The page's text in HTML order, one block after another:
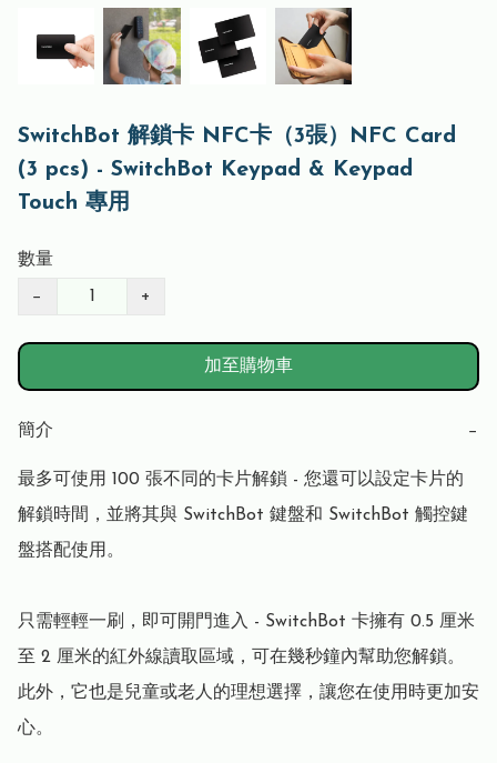
SwitchBot 解鎖卡 NFC卡（3張）NFC Card
(3 pcs) - SwitchBot Keypad & Keypad
Touch 專用
數量
− +
加至購物車
簡介 −
最多可使用 100 張不同的卡片解鎖 - 您還可以設定卡片的
解鎖時間，並將其與 SwitchBot 鍵盤和 SwitchBot 觸控鍵
盤搭配使用。
只需輕輕一刷，即可開門進入 - SwitchBot 卡擁有 0.5 厘米
至 2 厘米的紅外線讀取區域，可在幾秒鐘內幫助您解鎖。
此外，它也是兒童或老人的理想選擇，讓您在使用時更加安
心。